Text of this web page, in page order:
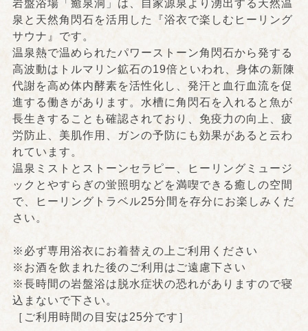
岩盤浴場「癒泉洞」は、自家源泉より湧出する天然温
泉と天然角閃石を活用した『浴衣で楽しむヒーリング
サウナ』です。
温泉熱で温められたパワーストーン角閃石から発する
高波動はトルマリン鉱石の19倍といわれ、身体の新陳
代謝を高め体内酵素を活性化し、発汗と血行血流を促
進する働きがあります。水槽に角閃石を入れると魚が
長生きすることも確認されており、免疫力の向上、疲
労防止、美肌作用、ガンの予防にも効果があると云わ
れています。
温泉ミストとストーンセラピー、ヒーリングミュージ
ックとやすらぎの蛍照明などを満喫できる癒しの空間
で、ヒーリングトラベル25分間を存分にお楽しみくだ
さい。
※必ず専用浴衣にお着替えの上ご利用ください
※お酒を飲まれた後のご利用はご遠慮下さい
※長時間の岩盤浴は脱水症状の恐れがありますので寝
込まないで下さい。
［ご利用時間の目安は25分です］